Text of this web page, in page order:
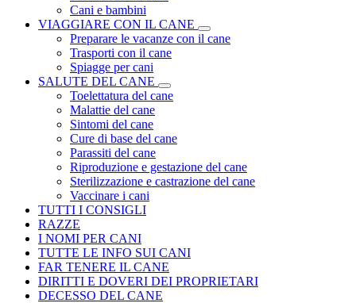
Cani e bambini
VIAGGIARE CON IL CANE
Preparare le vacanze con il cane
Trasporti con il cane
Spiagge per cani
SALUTE DEL CANE
Toelettatura del cane
Malattie del cane
Sintomi del cane
Cure di base del cane
Parassiti del cane
Riproduzione e gestazione del cane
Sterilizzazione e castrazione del cane
Vaccinare i cani
TUTTI I CONSIGLI
RAZZE
I NOMI PER CANI
TUTTE LE INFO SUI CANI
FAR TENERE IL CANE
DIRITTI E DOVERI DEI PROPRIETARI
DECESSO DEL CANE